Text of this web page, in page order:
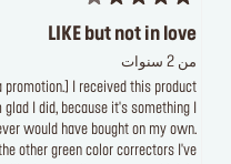
LIKE but not in love
من 2 سنوات
I received this product
I did, because it's something I
would have bought on my own.
other green color correctors I've